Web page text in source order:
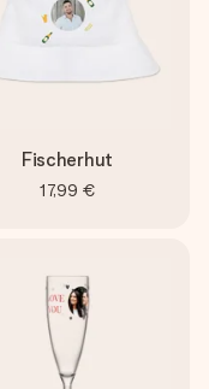
Fischerhut
17,99 €